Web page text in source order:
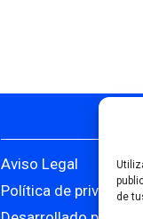
de
Aviso Legal
Política de privacidad